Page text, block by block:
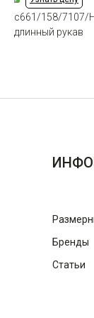
c661/158/7107/
длинный рукав
Бренды
Статьи